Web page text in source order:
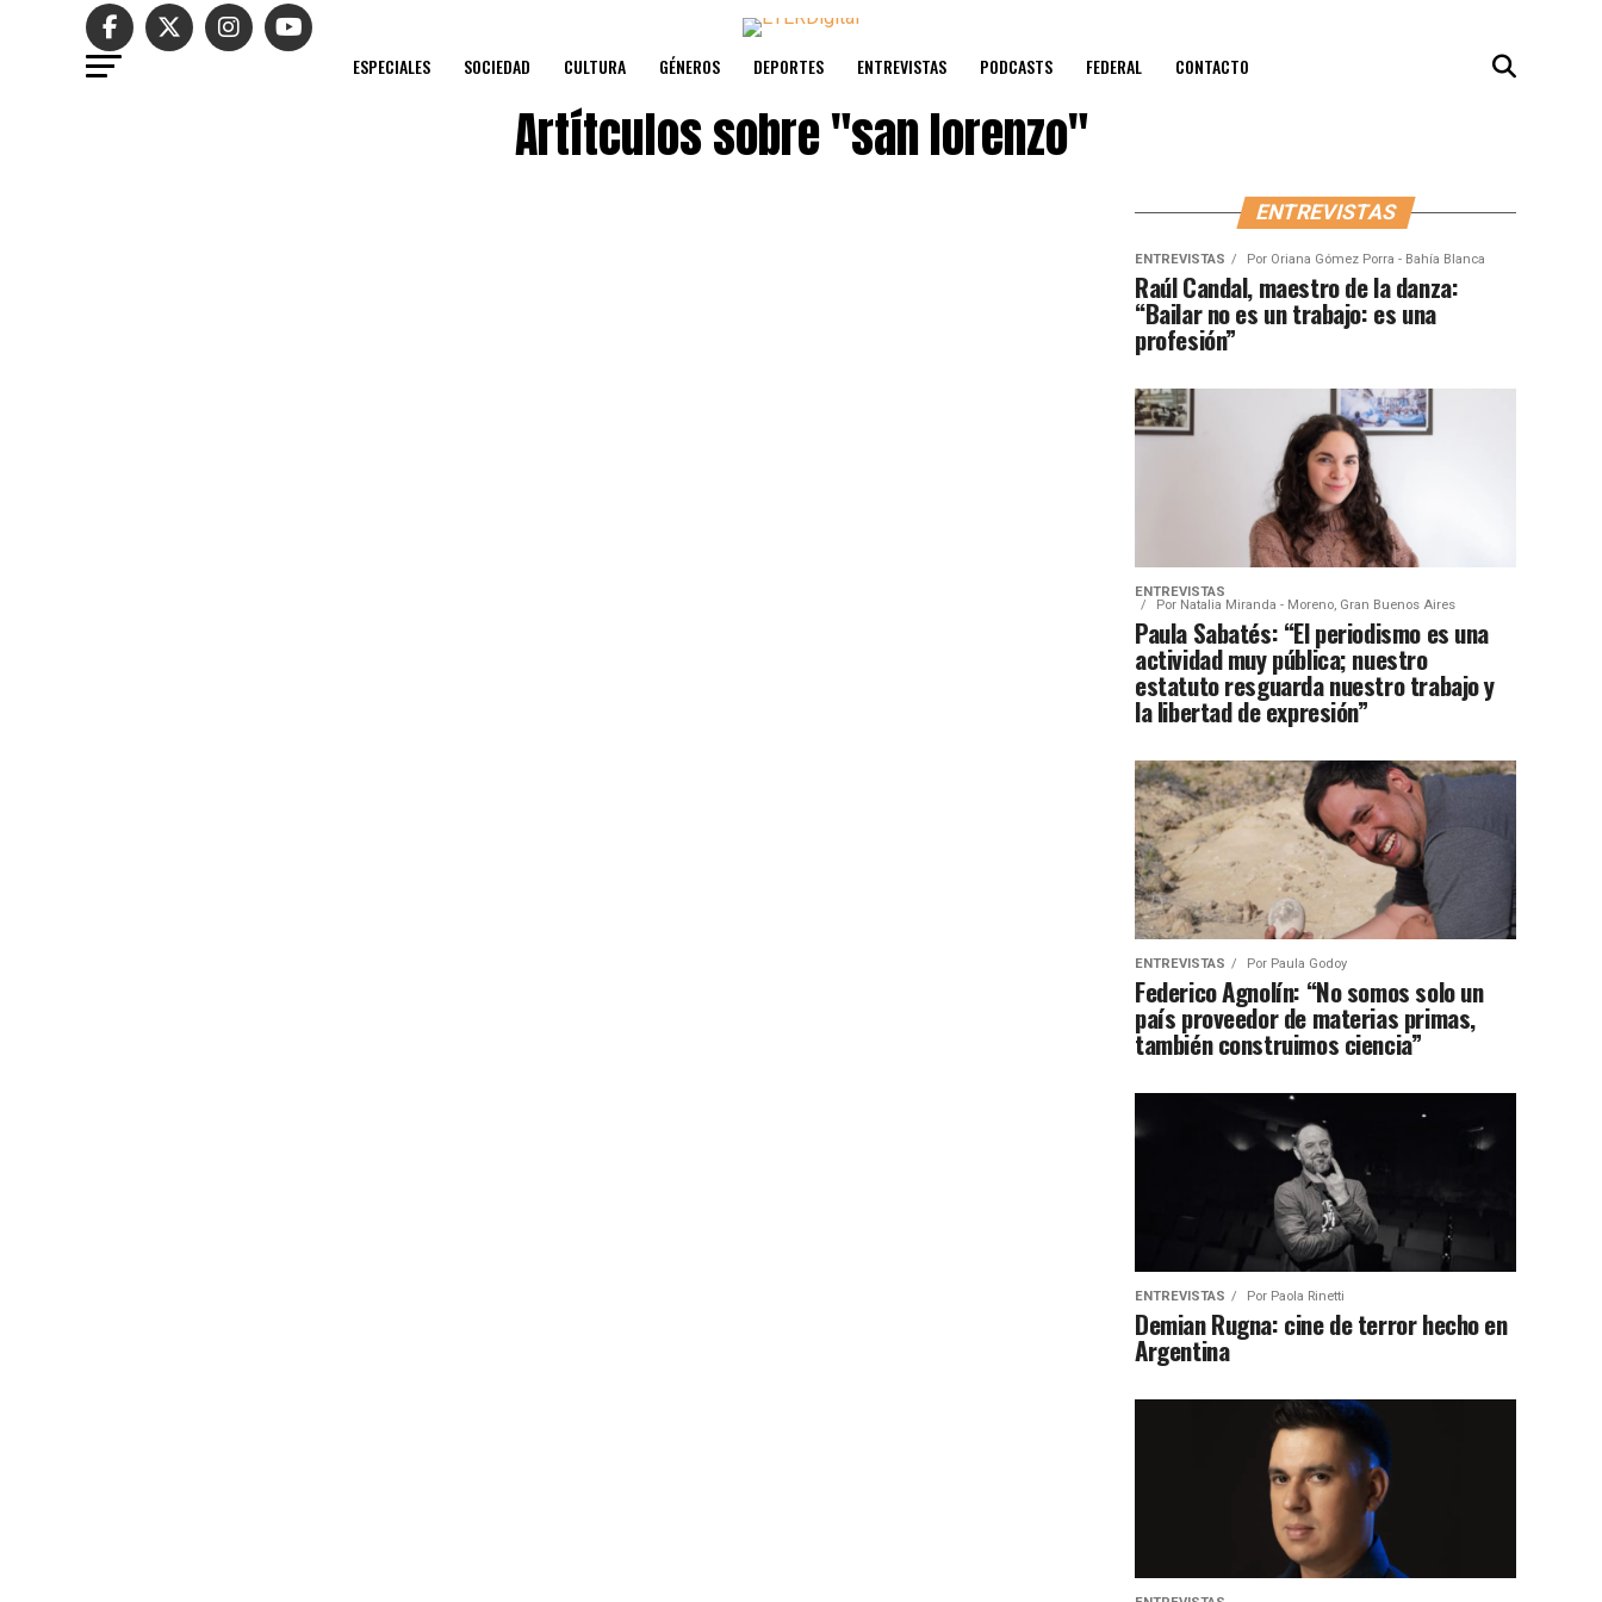
ESPECIALES SOCIEDAD CULTURA GÉNEROS DEPORTES ENTREVISTAS PODCASTS FEDERAL CONTACTO
Artítculos sobre"san lorenzo"
ENTREVISTAS
ENTREVISTAS Por Oriana Gómez Porra - Bahía Blanca
Raúl Candal, maestro de la danza:
“Bailar no es un trabajo: es una
profesión”
ENTREVISTAS
Por Natalia Miranda - Moreno, Gran Buenos Aires
Paula Sabatés: “El periodismo es una
actividad muy pública; nuestro
estatuto resguarda nuestro trabajo y
la libertad de expresión”
ENTREVISTAS Por Paula Godoy
Federico Agnolín: “No somos solo un
país proveedor de materias primas,
también construimos ciencia”
ENTREVISTAS Por Paola Rinetti
Demian Rugna: cine de terror hecho en
Argentina